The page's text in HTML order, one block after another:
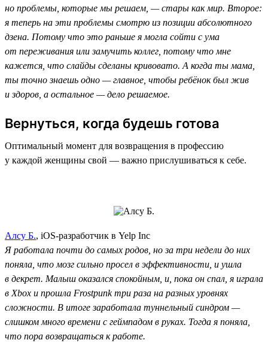
но проблемы, которые мы решаем, — стары как мир. Второе:
я теперь на эти проблемы смотрю из позиции абсолютного
дзена. Потому что это раньше я могла сойти с ума
от переживания или замучить коллег, потому что мне
кажется, что слайды сделаны кривовато. А когда ты мама,
ты точно знаешь одно — главное, чтобы ребёнок был жив
и здоров, а остальное — дело решаемое.
Вернуться, когда будешь готова
Оптимальный момент для возвращения в профессию
у каждой женщины свой — важно прислушиваться к себе.
Алсу Б., iOS-разработчик в Yelp Inc
Я работала почти до самых родов, но за три недели до них
поняла, что мозг сильно просел в эффективности, и ушла
в декрет. Малыш оказался спокойным, и, пока он спал, я играла
в Xbox и прошла Frostpunk три раза на разных уровнях
сложности. В итоге заработала туннельный синдром —
слишком много времени с геймпадом в руках. Тогда я поняла,
что пора возвращаться к работе.